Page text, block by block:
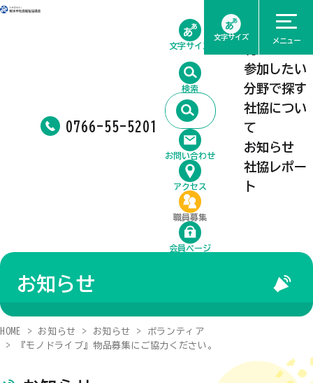
0766-55-5201
文字サイズ
検索
お問い合わせ
アクセス
職員募集
会員ページ
文字サイズ
メニュー
相談したい
参加したい
分野で探す
社協につい
て
お知らせ
社協レポー
ト
お知らせ
HOME お知らせ お知らせ
ボランティア
『モノドライブ』物品募集にご協力ください。